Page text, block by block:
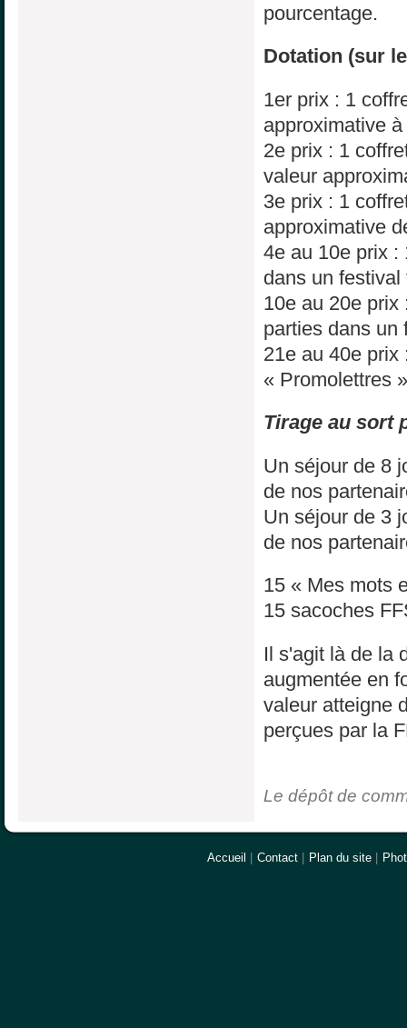
pourcentage.
Dotation (sur
1er prix : 1
approximative
2e prix : 1
valeur
3e prix : 1
approximative
4e au 10e prix :
dans un festival
10e au 20e prix
parties dans un
21e au 40e prix
« Promolettres »
Tirage au sort
Un séjour de 8
de nos
Un séjour de 3
de nos
15 « Mes mots
15 sacoches
Il s'agit là de la
augmentée en
valeur atteigne
perçues par la
Le dépôt de
Accueil Contact Plan du site